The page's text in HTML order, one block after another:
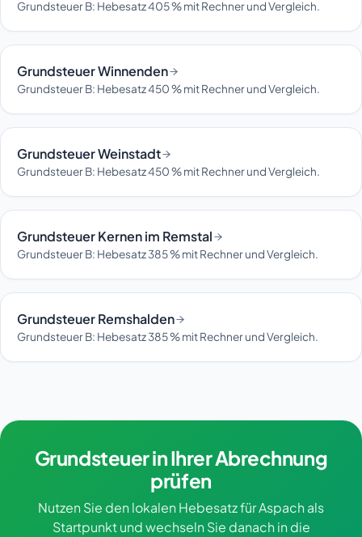
Grundsteuer B: Hebesatz 405 % mit Rechner und Vergleich.
Grundsteuer Winnenden
Grundsteuer B: Hebesatz 450 % mit Rechner und Vergleich.
Grundsteuer Weinstadt
Grundsteuer B: Hebesatz 450 % mit Rechner und Vergleich.
Grundsteuer Kernen im Remstal
Grundsteuer B: Hebesatz 385 % mit Rechner und Vergleich.
Grundsteuer Remshalden
Grundsteuer B: Hebesatz 385 % mit Rechner und Vergleich.
Grundsteuer in Ihrer Abrechnung
prüfen
Nutzen Sie den lokalen Hebesatz für Aspach als
Startpunkt und wechseln Sie danach in die